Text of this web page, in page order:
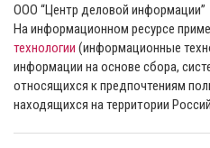
ООО “Центр деловой информации”
На информационном ресурсе
технологии (информационные
информации на основе сбора,
относящихся к предпочтениям
находящихся на территории